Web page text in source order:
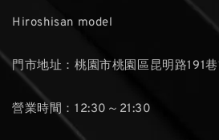
Hiroshisan model
門市地址：桃園市桃園區昆明路191
營業時間：12:30～21:30